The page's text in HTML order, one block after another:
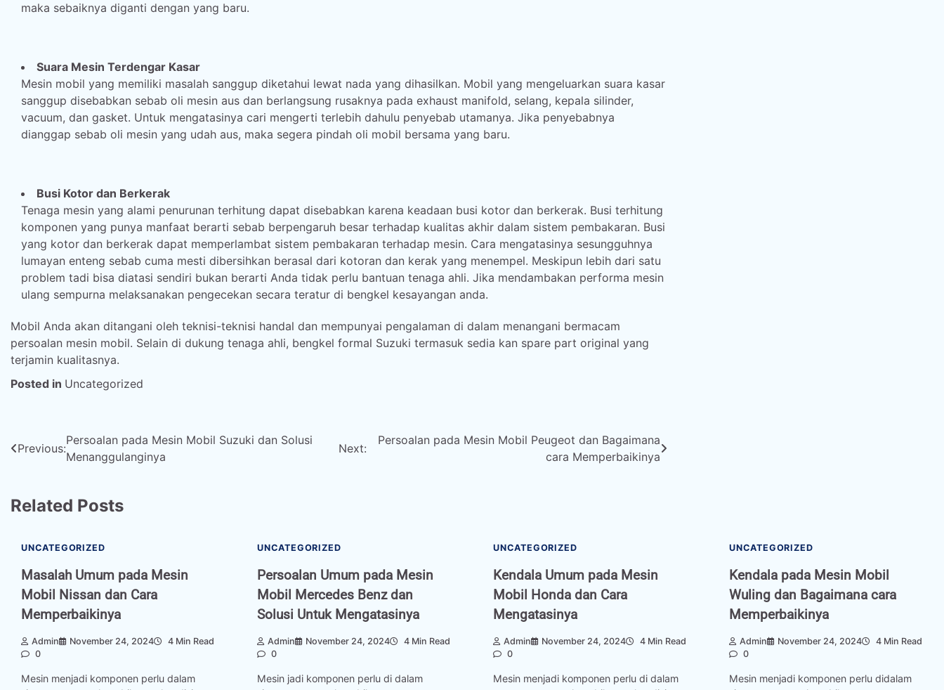
maka sebaiknya diganti dengan yang baru.
Suara Mesin Terdengar Kasar
Mesin mobil yang memiliki masalah sanggup diketahui lewat nada yang dihasilkan. Mobil yang mengeluarkan suara kasar
sanggup disebabkan sebab oli mesin aus dan berlangsung rusaknya pada exhaust manifold, selang, kepala silinder,
vacuum, dan gasket. Untuk mengatasinya cari mengerti terlebih dahulu penyebab utamanya. Jika penyebabnya
dianggap sebab oli mesin yang udah aus, maka segera pindah oli mobil bersama yang baru.
Busi Kotor dan Berkerak
Tenaga mesin yang alami penurunan terhitung dapat disebabkan karena keadaan busi kotor dan berkerak. Busi terhitung
komponen yang punya manfaat berarti sebab berpengaruh besar terhadap kualitas akhir dalam sistem pembakaran. Busi
yang kotor dan berkerak dapat memperlambat sistem pembakaran terhadap mesin. Cara mengatasinya sesungguhnya
lumayan enteng sebab cuma mesti dibersihkan berasal dari kotoran dan kerak yang menempel. Meskipun lebih dari satu
problem tadi bisa diatasi sendiri bukan berarti Anda tidak perlu bantuan tenaga ahli. Jika mendambakan performa mesin
ulang sempurna melaksanakan pengecekan secara teratur di bengkel kesayangan anda.
Mobil Anda akan ditangani oleh teknisi-teknisi handal dan mempunyai pengalaman di dalam menangani bermacam
persoalan mesin mobil. Selain di dukung tenaga ahli, bengkel formal Suzuki termasuk sedia kan spare part original yang
terjamin kualitasnya.
Posted in Uncategorized
Post
navigation
Previous:
Persoalan pada Mesin Mobil Suzuki dan Solusi
Menanggulanginya
Next:
Persoalan pada Mesin Mobil Peugeot dan Bagaimana
cara Memperbaikinya
Related Posts
UNCATEGORIZED
Masalah Umum pada Mesin
Mobil Nissan dan Cara
Memperbaikinya
Admin November 24, 2024
4 Min Read
0
Mesin menjadi komponen perlu dalam
UNCATEGORIZED
Persoalan Umum pada Mesin
Mobil Mercedes Benz dan
Solusi Untuk Mengatasinya
Admin November 24, 2024
4 Min Read
0
Mesin jadi komponen perlu di dalam
UNCATEGORIZED
Kendala Umum pada Mesin
Mobil Honda dan Cara
Mengatasinya
Admin November 24, 2024
4 Min Read
0
Mesin menjadi komponen perlu di dalam
UNCATEGORIZED
Kendala pada Mesin Mobil
Wuling dan Bagaimana cara
Memperbaikinya
Admin November 24, 2024
4 Min Read
0
Mesin menjadi komponen perlu didalam